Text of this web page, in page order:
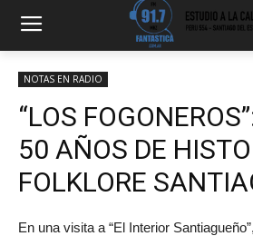
NOTAS EN RADIO
“LOS
50 AÑOS DE
FOLKLORE
En una visita a “El Interior